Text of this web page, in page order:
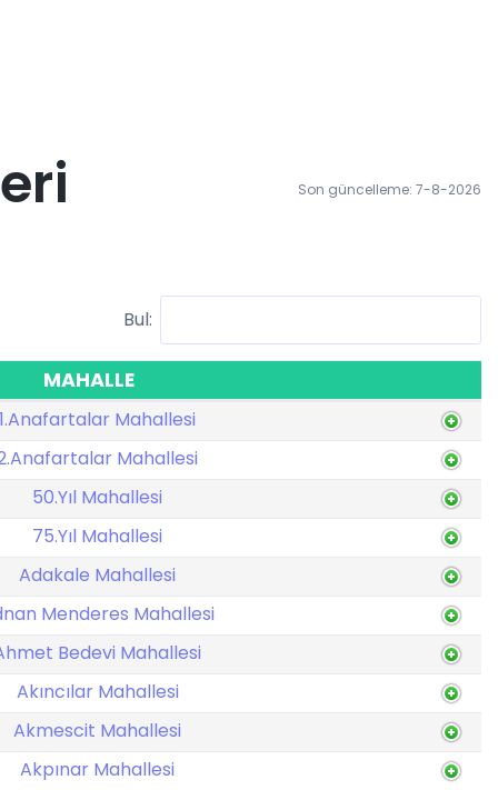
Son güncelleme: 7-8-2026
Bul:
MAHALLE
1.Anafartalar Mahallesi
Mahallesi
50.Yıl Mahallesi
75.Yıl Mahallesi
Adakale Mahallesi
Menderes Mahallesi
Bedevi Mahallesi
Akıncılar Mahallesi
Akmescit Mahallesi
Akpınar Mahallesi